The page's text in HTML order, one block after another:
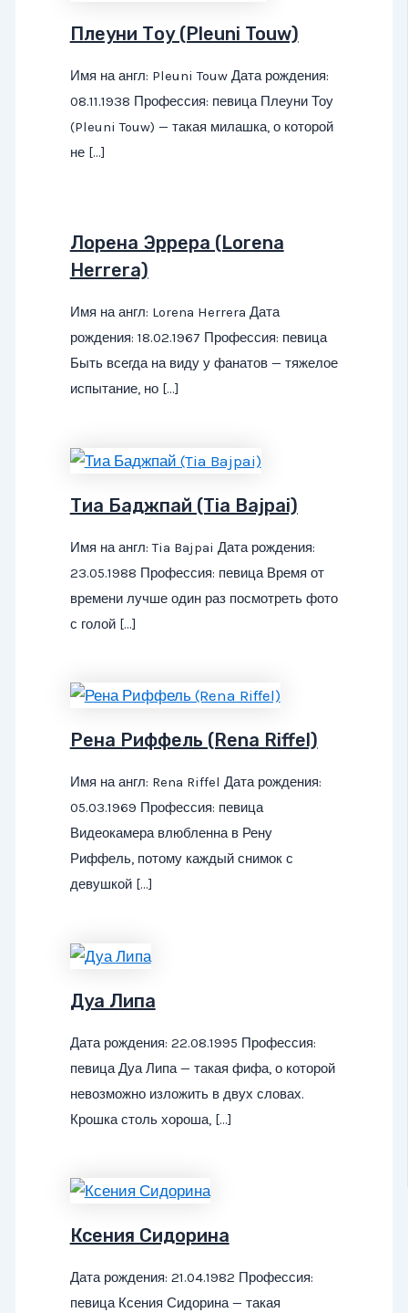
Плеуни Тоу (Pleuni Touw)
Имя на англ: Pleuni Touw Дата рождения:
08.11.1938 Профессия: певица Плеуни Тоу
(Pleuni Touw) — такая милашка, о которой
не […]
Лорена Эррера (Lorena
Herrera)
Имя на англ: Lorena Herrera Дата
рождения: 18.02.1967 Профессия: певица
Быть всегда на виду у фанатов — тяжелое
испытание, но […]
Тиа Баджпай (Tia Bajpai)
Имя на англ: Tia Bajpai Дата рождения:
23.05.1988 Профессия: певица Время от
времени лучше один раз посмотреть фото
с голой […]
Рена Риффель (Rena Riffel)
Имя на англ: Rena Riffel Дата рождения:
05.03.1969 Профессия: певица
Видеокамера влюбленна в Рену
Риффель, потому каждый снимок с
девушкой […]
Дуа Липа
Дата рождения: 22.08.1995 Профессия:
певица Дуа Липа — такая фифа, о которой
невозможно изложить в двух словах.
Крошка столь хороша, […]
Ксения Сидорина
Дата рождения: 21.04.1982 Профессия:
певица Ксения Сидорина — такая